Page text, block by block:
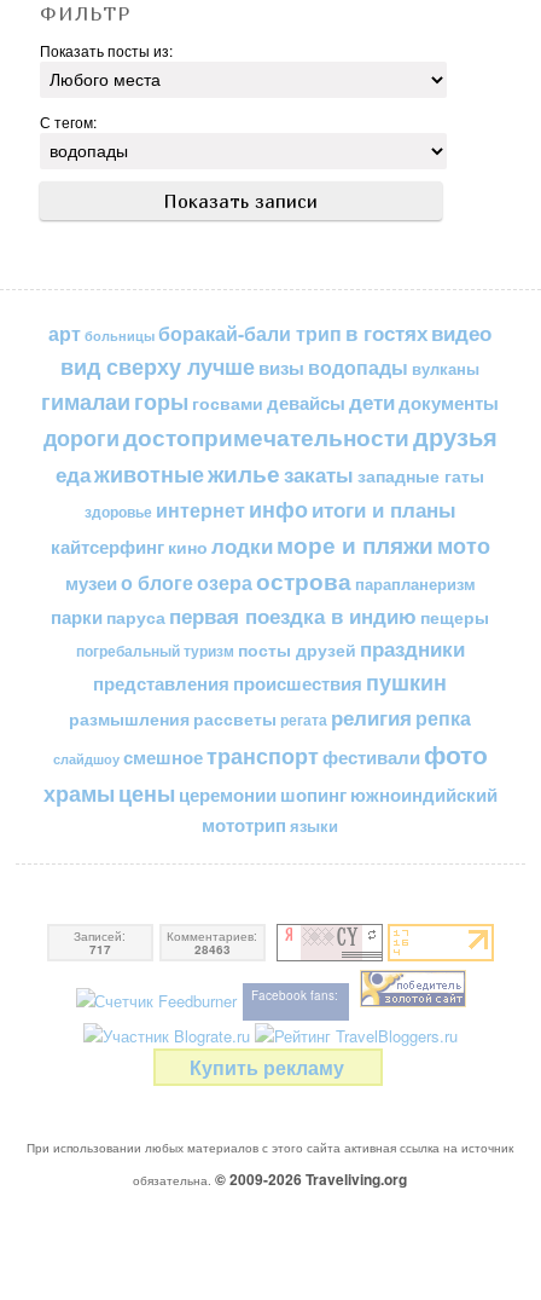
ФИЛЬТР
Показать посты из:
С тегом:
арт больницы боракай-бали трип в гостяхвидео
вид сверху лучшевизы водопады вулканы
гималаи горы госвами девайсы детидокументы
дорогидостопримечательностидрузья
едаживотныежильезакаты западные гаты
здоровье интернетинфоитоги и планы
кайтсерфинг кино лодкиморе и пляжимото
музеи о блогеозераострова парапланеризм
парки паруса первая поездка в индию пещеры
погребальный туризм посты друзей праздники
представления происшествия пушкин
размышления рассветы регата религия репка
слайдшоу смешноетранспортфестивали фото
храмы цены церемонии шопингюжноиндийский
мототрип языки
Записей:
717
Комментариев:
28463
Facebook fans:
Купить рекламу
При использовании любых материалов с этого сайта активная ссылка на источник
обязательна. © 2009-2026Traveliving.org